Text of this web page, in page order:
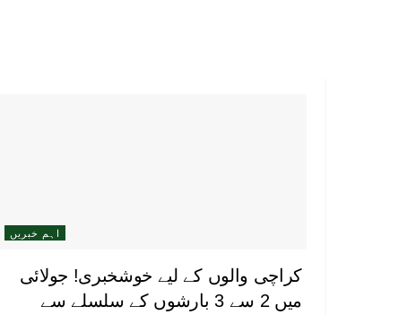
اہم خبریں
کراچی والوں کے لیے خوشخبری! جولائی
میں 2 سے 3 بارشوں کے سلسلے سے